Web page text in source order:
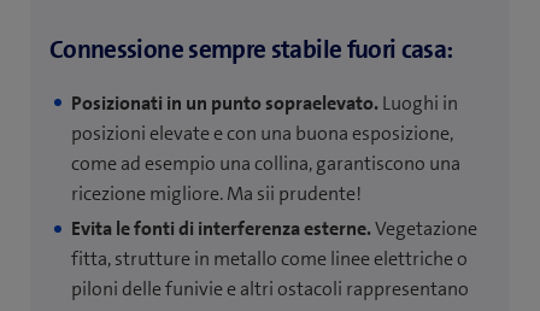
Connessione sempre stabile fuori casa:
Posizionati in un punto sopraelevato.Luoghi in
posizioni elevate e con una buona esposizione,
come ad esempio una collina, garantiscono una
ricezione migliore. Ma sii prudente!
Evita le fonti di interferenza esterne.Vegetazione
fitta, strutture in metallo come linee elettriche o
piloni delle funivie e altri ostacoli rappresentano